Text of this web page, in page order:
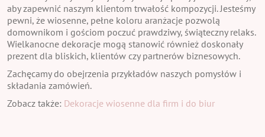
aby zapewnić naszym klientom trwałość kompozycji. Jesteśmy
pewni, że wiosenne, pełne koloru aranżacje pozwolą
domownikom i gościom poczuć prawdziwy, świąteczny relaks.
Wielkanocne dekoracje mogą stanowić również doskonały
prezent dla bliskich, klientów czy partnerów biznesowych.
Zachęcamy do obejrzenia przykładów naszych pomysłów i
składania zamówień.
Zobacz także: Dekoracje wiosenne dla firm i do biur